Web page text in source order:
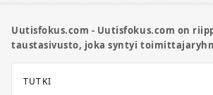
Uutisfokus.com - Uutisfokus.com on
taustasivusto, joka syntyi
TUTKI